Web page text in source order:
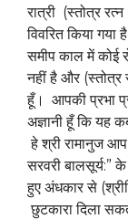
रात्री (स्तोत्र
विवरित किया
समीप काल में कोई
नहीं है और (स्तोत्र
हूँ। आपकी प्रभा
अज्ञानी हूँ कि यह
हे श्री रामानुज
सरवरी बालसूर्य:”
हुए अंधकार से
छुटकारा दिला